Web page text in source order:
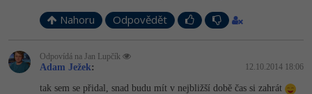
Nahoru Odpovědět
Odpovídá na Jan Lupčík
Adam Ježek: 12.10.2014 18:06
tak sem se přidal, snad budu mít v nejbližší době čas si zahrát